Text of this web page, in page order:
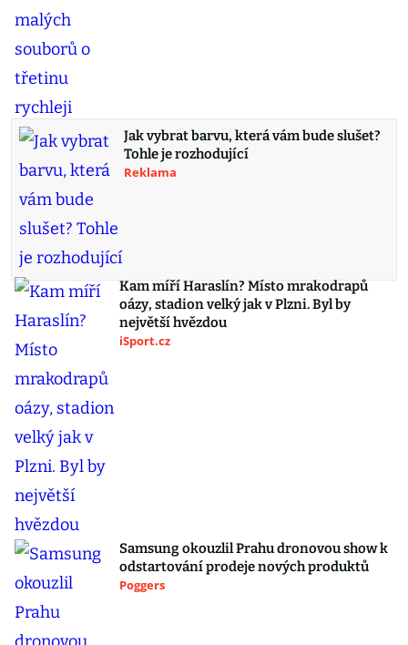
Jak vybrat barvu, která vám bude slušet?
Tohle je rozhodující
Reklama
Kam míří Haraslín? Místo mrakodrapů
oázy, stadion velký jak v Plzni. Byl by
největší hvězdou
iSport.cz
Samsung okouzlil Prahu dronovou show k
odstartování prodeje nových produktů
Poggers